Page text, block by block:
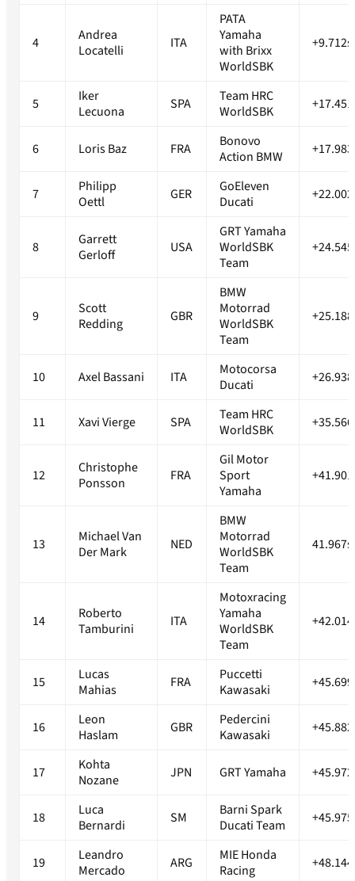
4
Andrea
Locatelli
ITA
PATA
Yamaha
with Brixx
WorldSBK
+9.712s
5
Iker
Lecuona
SPA
Team HRC
WorldSBK
6 Loris Baz FRA
Bonovo
Action BMW
7
Philipp
Oettl
GER
GoEleven
Ducati
8
Garrett
Gerloff
USA
GRT Yamaha
WorldSBK
Team
9
Scott
Redding
GBR
BMW
Motorrad
WorldSBK
Team
10 Axel Bassani ITA
Motocorsa
Ducati
11 Xavi Vierge SPA
Team HRC
WorldSBK
12
Christophe
Ponsson
FRA
Gil Motor
Sport
Yamaha
13
Michael Van
Der Mark
NED
BMW
Motorrad
WorldSBK
Team
41.967s
14
Roberto
Tamburini
ITA
Motoxracing
Yamaha
WorldSBK
Team
15
Lucas
Mahias
FRA
Puccetti
Kawasaki
16
Leon
Haslam
GBR
Pedercini
Kawasaki
17
Kohta
Nozane
JPN GRT Yamaha
18
Luca
Bernardi
SM
Barni Spark
Ducati Team
19
Leandro
Mercado
ARG
MIE Honda
Racing